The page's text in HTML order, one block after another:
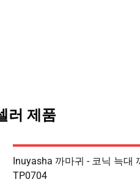
러 제품
Inuyasha 까마귀 - 코닉 늑대
TP0704